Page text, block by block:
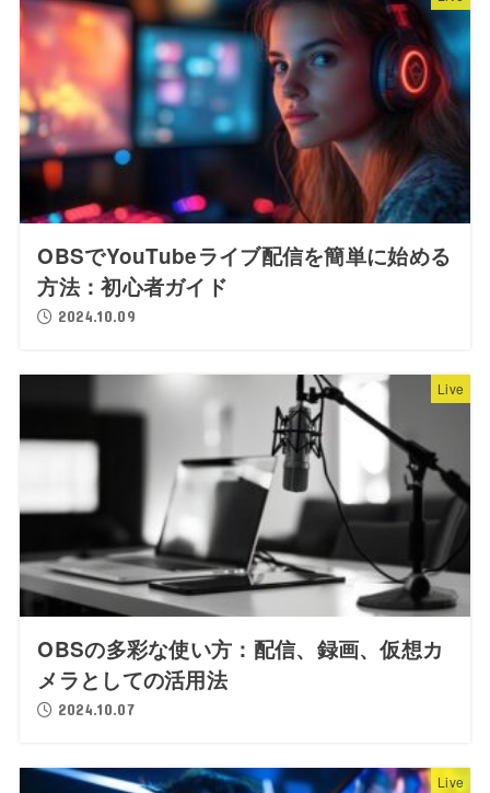
OBSでYouTubeライブ配信を簡単に始める
方法：初心者ガイド
2024.10.09
Live
OBSの多彩な使い方：配信、録画、仮想カ
メラとしての活用法
2024.10.07
Live